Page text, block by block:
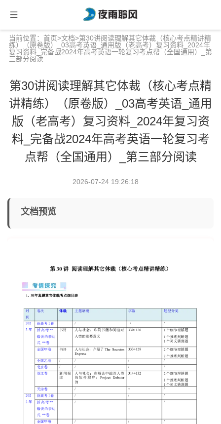
当前位置： 首页>文档>第30讲阅读理解其它体裁（核心考点精讲精
练）（原卷版）_03高考英语_通用版（老高考）复习资料_2024年
复习资料_完备战2024年高考英语一轮复习考点帮（全国通用）_第
三部分阅读
第30讲阅读理解其它体裁（核心考点精
讲精练）（原卷版）_03高考英语_通用
版（老高考）复习资料_2024年复习资
料_完备战2024年高考英语一轮复习考
点帮（全国通用）_第三部分阅读
2026-07-24 19:26:18
文档预览